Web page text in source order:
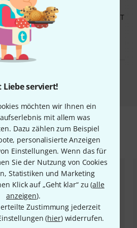
Liebe serviert!
möchten wir Ihnen ein
mit allem was
Dazu zählen zum Beispiel
personalisierte Anzeigen
Einstellungen. Wenn das für
Sie der Nutzung von Cookies
Statistiken und Marketing
Klick auf „Geht klar“ zu (alle
anzeigen).
Zustimmung jederzeit
(hier) widerrufen.
4
KAUFTEN
Marcus Miller V5 Alder-4 NT
passende Artikel